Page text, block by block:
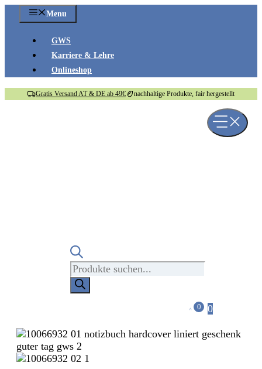
Inhalt
Menu
GWS
Karriere & Lehre
Onlineshop
Gratis Versand AT & DE ab 49€ nachhaltige Produkte, fair hergestellt
Products
search
0 0